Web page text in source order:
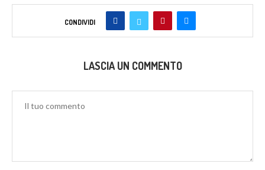
CONDIVIDI
LASCIA UN COMMENTO